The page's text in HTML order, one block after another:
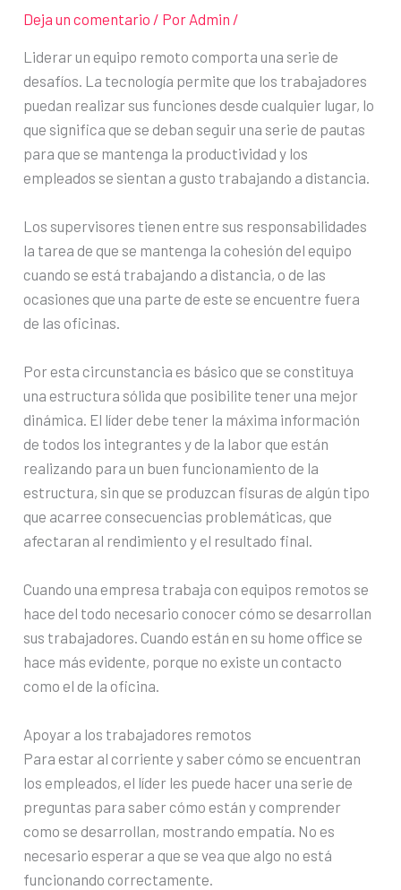
Deja un comentario / Por Admin /
Liderar un equipo remoto comporta una serie de
desafíos. La tecnología permite que los trabajadores
puedan realizar sus funciones desde cualquier lugar, lo
que significa que se deban seguir una serie de pautas
para que se mantenga la productividad y los
empleados se sientan a gusto trabajando a distancia.
Los supervisores tienen entre sus responsabilidades
la tarea de que se mantenga la cohesión del equipo
cuando se está trabajando a distancia, o de las
ocasiones que una parte de este se encuentre fuera
de las oficinas.
Por esta circunstancia es básico que se constituya
una estructura sólida que posibilite tener una mejor
dinámica. El líder debe tener la máxima información
de todos los integrantes y de la labor que están
realizando para un buen funcionamiento de la
estructura, sin que se produzcan fisuras de algún tipo
que acarree consecuencias problemáticas, que
afectaran al rendimiento y el resultado final.
Cuando una empresa trabaja con equipos remotos se
hace del todo necesario conocer cómo se desarrollan
sus trabajadores. Cuando están en su home office se
hace más evidente, porque no existe un contacto
como el de la oficina.
Apoyar a los trabajadores remotos
Para estar al corriente y saber cómo se encuentran
los empleados, el líder les puede hacer una serie de
preguntas para saber cómo están y comprender
como se desarrollan, mostrando empatía. No es
necesario esperar a que se vea que algo no está
funcionando correctamente.